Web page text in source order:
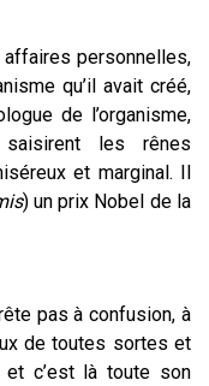
personnelles,
qu’il avait créé,
de l’organisme,
saisirent les rênes
et marginal. Il
) un prix Nobel de la
pas à confusion, à
de toutes sortes et
et c’est là toute son